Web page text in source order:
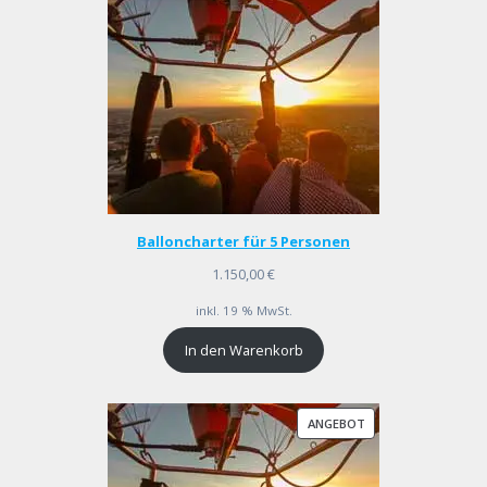
Balloncharter für 5 Personen
1.150,00€
inkl. 19 % MwSt.
In den Warenkorb
ANGEBOTPRODUKT
IM